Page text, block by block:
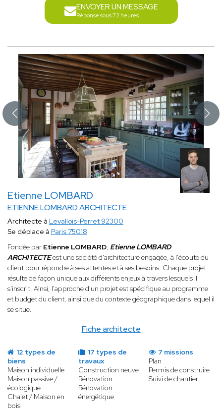
ENVOYER UN MESSAGE
Réponse sous 72 heures
Etienne LOMBARD
ETIENNE LOMBARD ARCHITECTE
Fiche architecte
Architecte à Levallois-Perret 92300
Se déplace à Paris 75018
Fondée par Etienne LOMBARD, Etienne LOMBARD
ARCHITECTEest une société d'architecture engagée, à l'écoute du
client pour répondre à ses attentes et à ses besoins. Chaque projet
résulte de façon unique aux différents enjeux à travers lesquels il
s'inscrit. Ainsi, l'approche d'un projet est spécifique au programme
et budget du client, ainsi que du contexte géographique dans lequel il
se situe.
12 types de
biens
Maison individuelle
Maison passive /
écologique
Chalet / Maison en
bois
17 types de
travaux
Construction neuve
Rénovation
Rénovation
énergétique
7 missions
Plan
Permis de construire
Suivi de chantier